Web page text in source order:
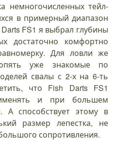
немногочисленных тейл-
в примерный диапазон
FS1 я выбрал глубины
достаточно комфортно
Для ловли же
уже знакомые по
свалы с 2-х на 6-ть
что Fish Darts FS1
и при большем
А способствует этому в
размер лепестка, не
сопротивления.